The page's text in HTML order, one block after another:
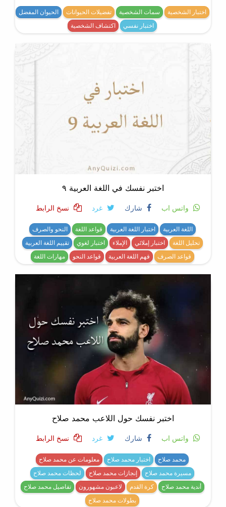
اختبار الشخصية سمات الشخصية تفضيلات الحيوانات
الحيوان المفضل
اختبار نفسي
اكتشاف الشخصية
اختبر نفسك في اللغة العربية ٩
واتس اب شارك غرد نسخ الرابط
اللغة العربية اختبار اللغة العربية قواعد اللغة
النحو والصرف
تحليل اللغة
اختبار إملائي الإملاء اختبار لغوي
تقييم اللغة العربية
قواعد الصرف
فهم اللغة العربية قواعد النحو مهارات اللغة
اختبر نفسك حول اللاعب محمد صلاح
واتس اب شارك غرد نسخ الرابط
محمد صلاح اختبار محمد صلاح
معلومات عن محمد صلاح
مسيرة محمد صلاح
إنجازات محمد صلاح
لحظات محمد صلاح
أندية محمد صلاح
كرة القدم لاعبون مشهورون
تفاصيل محمد صلاح
بطولات محمد صلاح